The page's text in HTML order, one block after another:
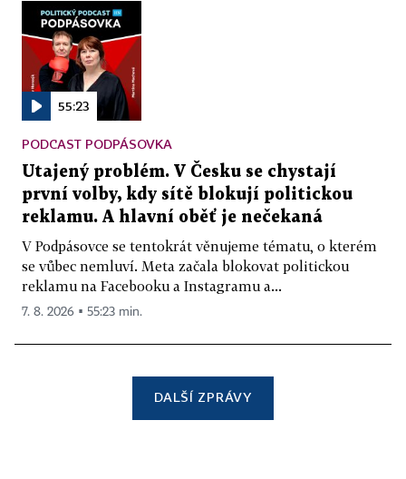
55:23
PODCAST PODPÁSOVKA
Utajený problém. V Česku se chystají
první volby, kdy sítě blokují politickou
reklamu. A hlavní oběť je nečekaná
V Podpásovce se tentokrát věnujeme tématu, o kterém
se vůbec nemluví. Meta začala blokovat politickou
reklamu na Facebooku a Instagramu a...
7. 8. 2026 ▪ 55:23 min.
DALŠÍ ZPRÁVY